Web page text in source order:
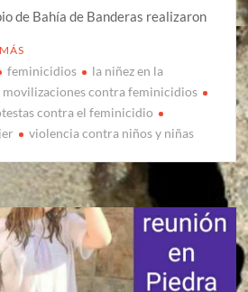
de Bahía de Banderas realizaron
feminicidios
la niñez en la
movilizaciones contra feminicidios
contra el feminicidio
violencia contra niños y niñas